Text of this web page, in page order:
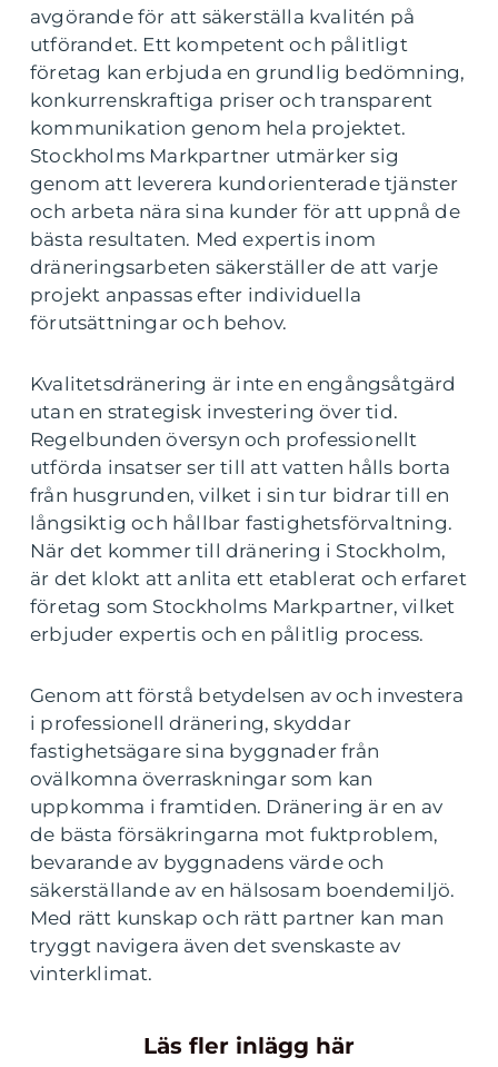
avgörande för att säkerställa kvalitén på
utförandet. Ett kompetent och pålitligt
företag kan erbjuda en grundlig bedömning,
konkurrenskraftiga priser och transparent
kommunikation genom hela projektet.
Stockholms Markpartner utmärker sig
genom att leverera kundorienterade tjänster
och arbeta nära sina kunder för att uppnå de
bästa resultaten. Med expertis inom
dräneringsarbeten säkerställer de att varje
projekt anpassas efter individuella
förutsättningar och behov.
Kvalitetsdränering är inte en engångsåtgärd
utan en strategisk investering över tid.
Regelbunden översyn och professionellt
utförda insatser ser till att vatten hålls borta
från husgrunden, vilket i sin tur bidrar till en
långsiktig och hållbar fastighetsförvaltning.
När det kommer till dränering i Stockholm,
är det klokt att anlita ett etablerat och erfaret
företag som Stockholms Markpartner, vilket
erbjuder expertis och en pålitlig process.
Genom att förstå betydelsen av och investera
i professionell dränering, skyddar
fastighetsägare sina byggnader från
ovälkomna överraskningar som kan
uppkomma i framtiden. Dränering är en av
de bästa försäkringarna mot fuktproblem,
bevarande av byggnadens värde och
säkerställande av en hälsosam boendemiljö.
Med rätt kunskap och rätt partner kan man
tryggt navigera även det svenskaste av
vinterklimat.
Läs fler inlägg här